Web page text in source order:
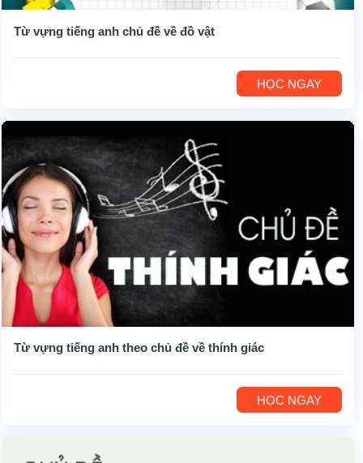
Từ vựng tiếng anh chủ đề về đồ vật
HỌC NGAY
Từ vựng tiếng anh theo chủ đề về thính giác
HỌC NGAY